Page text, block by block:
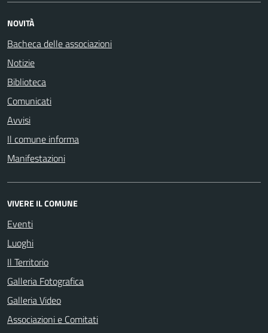
NOVITÀ
Bacheca delle associazioni
Notizie
Biblioteca
Comunicati
Avvisi
Il comune informa
Manifestazioni
VIVERE IL COMUNE
Eventi
Luoghi
Il Territorio
Galleria Fotografica
Galleria Video
Associazioni e Comitati